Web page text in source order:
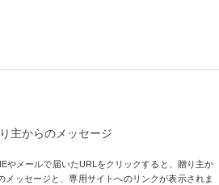
主からのメッセージ
やメールで届いたURLをクリックすると、贈り主か
メッセージと、専用サイトへのリンクが表示されま